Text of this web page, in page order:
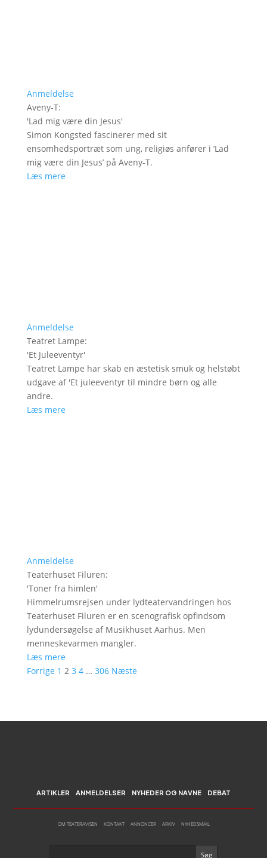
Anmeldelse
Aveny-T:
'Lad mig være din Jesus'
Simon Kongsted fascinerer med sit
ensomhedsportræt som ung, religiøs anfører i ’Lad
mig være din Jesus’ på Aveny-T.
Læs mere
Anmeldelse
Teatret Lampe:
'Et Juleeventyr'
Teatret Lampe har skab en æstetisk smuk og helstøbt
udgave af 'Et juleeventyr til mindre børn og alle
andre.
Læs mere
Anmeldelse
Teaterhuset Filuren:
'Toner fra himlen'
Himmelrumsrejsen under lydteatervandringen hos
Teaterhuset Filuren er en scenografisk opfindsom
lydundersøgelse af Musikhuset Aarhus. Men
menneskevarmen mangler.
Læs mere
Forrige 1 2 3 4 … 306 Næste
ARTIKLER ANMELDELSER NYHEDER OG NAVNE DEBAT
OM TEATERAVISEN KONTAKT ANNONCER ARKIV NYHEDSMAIL